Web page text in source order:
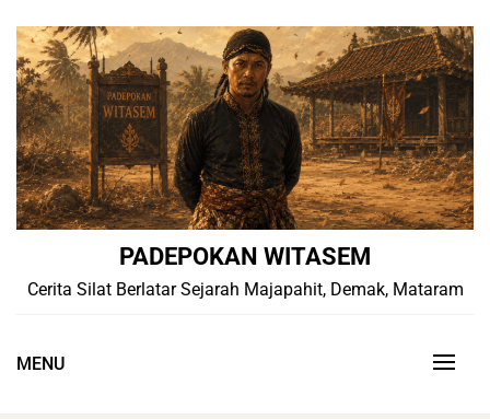
content
PADEPOKAN WITASEM
Cerita Silat Berlatar Sejarah Majapahit, Demak, Mataram
MENU